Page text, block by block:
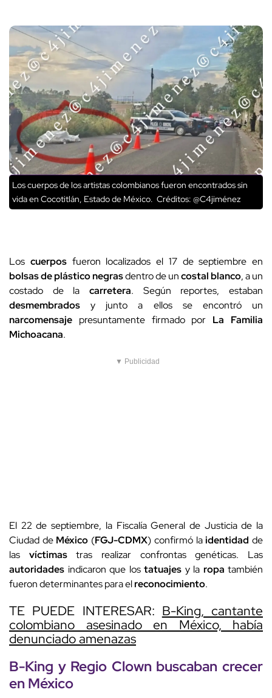
Los cuerpos de los artistas colombianos fueron encontrados sin
vida en Cocotitlán, Estado de México. Créditos: @C4jiménez
Los cuerposfueron localizados el 17 de septiembre en
bolsas de plástico negrasdentro de uncostal blanco, a un
costado de la carretera. Según reportes, estaban
desmembrados y junto a ellos se encontró un
narcomensaje presuntamente firmado por La Familia
Michoacana.
▼ Publicidad
El 22 de septiembre, la Fiscalía General de Justicia de la
Ciudad de México (FGJ-CDMX) confirmó laidentidad de
las víctimastras realizar confrontas genéticas. Las
autoridades indicaron que los tatuajes y la ropa también
fueron determinantes para elreconocimiento.
TE PUEDE INTERESAR: B-King, cantante
colombiano asesinado en México, había
denunciado amenazas
B-King y Regio Clown buscaban crecer
en México